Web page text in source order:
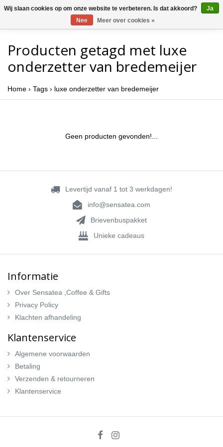
Producten getagd met luxe
onderzetter van bredemeijer
Home › Tags › luxe onderzetter van bredemeijer
Geen producten gevonden!...
Levertijd vanaf 1 tot 3 werkdagen!
info@sensatea.com
Brievenbuspakket
Unieke cadeaus
Informatie
Over Sensatea ,Coffee & Gifts
Privacy Policy
Klachten afhandeling
Klantenservice
Algemene voorwaarden
Betaling
Verzenden & retourneren
Klantenservice
Wij slaan cookies op om onze website te verbeteren. Is dat akkoord?
Ja
Nee
Meer over cookies »